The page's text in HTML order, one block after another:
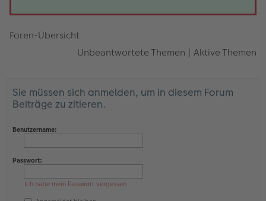
Foren-Übersicht
Unbeantwortete Themen | Aktive Themen
Sie müssen sich anmelden, um in diesem Forum
Beiträge zu zitieren.
Benutzername:
Passwort:
Ich habe mein Passwort vergessen